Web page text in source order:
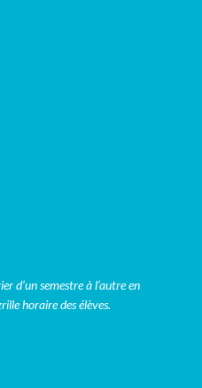
d’un semestre à l’autre en
horaire des élèves.